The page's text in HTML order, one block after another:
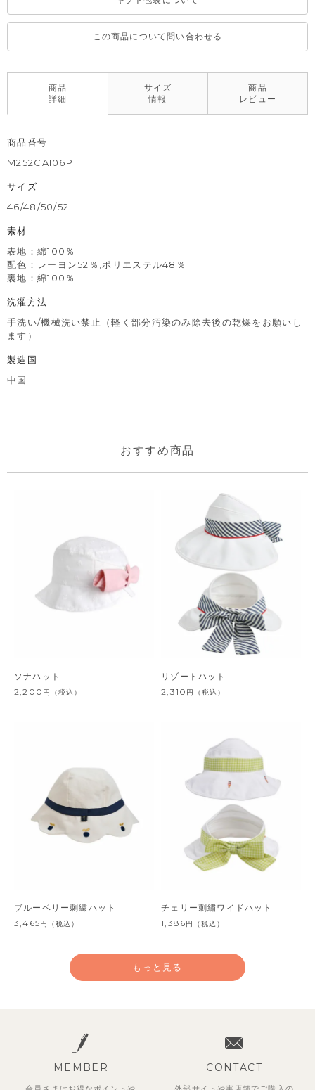
この商品について問い合わせる
商品
詳細
サイズ
情報
商品
レビュー
商品番号
M252CAI06P
サイズ
46/48/50/52
素材
表地：綿100％
配色：レーヨン52％,ポリエステル48％
裏地：綿100％
洗濯方法
手洗い/機械洗い禁止（軽く部分汚染のみ除去後の乾燥をお願いし
ます）
製造国
中国
おすすめ商品
ソナハット
2,200 円 （税込）
リゾートハット
2,310 円 （税込）
ブルーベリー刺繍ハット
3,465円 （税込）
チェリー刺繍ワイドハット
1,386円 （税込）
もっと見る
MEMBER CONTACT